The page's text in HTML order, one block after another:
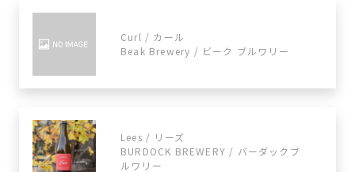
Curl / カール
Beak Brewery / ビーク ブルワリー
Lees / リーズ
BURDOCK BREWERY / バーダックブ
ルワリー